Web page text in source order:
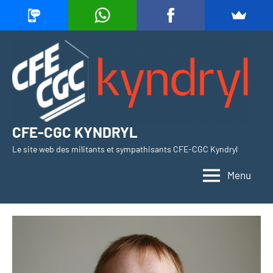
contenu
CFE-CGC KYNDRYL
Le site web des militants et sympathisants CFE-CGC Kyndryl
Menu